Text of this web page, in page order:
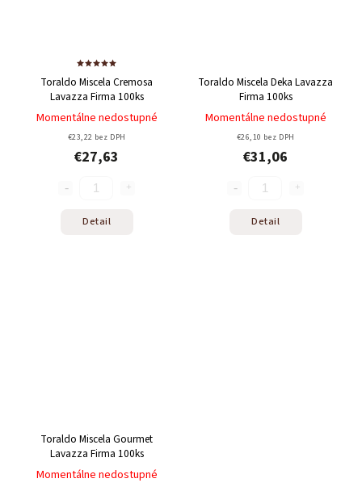
Toraldo Miscela Cremosa
Lavazza Firma 100ks
Momentálne nedostupné
€23,22 bez DPH
€27,63
Detail
Toraldo Miscela Deka Lavazza
Firma 100ks
Momentálne nedostupné
€26,10 bez DPH
€31,06
Detail
Toraldo Miscela Gourmet
Lavazza Firma 100ks
Momentálne nedostupné